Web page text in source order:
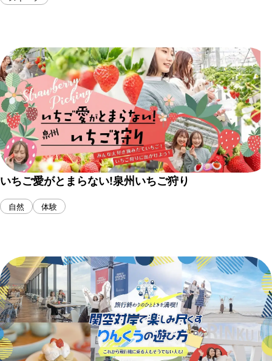
いちご愛がとまらない!泉州いちご狩り
自然 体験